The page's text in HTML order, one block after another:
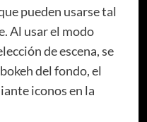
pueden usarse tal
Al usar el modo
de escena, se
del fondo, el
iconos en la